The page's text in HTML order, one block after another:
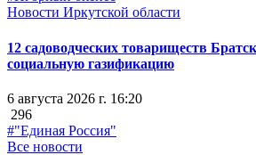
Новости Иркутской области
12 садоводческих товариществ
социальную газификацию
6 августа 2026 г. 16:20
296
#"Единая Россия"
Все новости